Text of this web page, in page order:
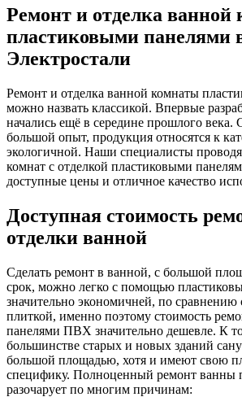
Ремонт и отделка ванной
пластиковыми панелями
Электростали
Ремонт и отделка ванной комнаты
можно назвать классикой. Впервые
начались ещё в середине прошлого века.
большой опыт, продукция относятся к
экологичной. Наши специалисты
комнат с отделкой пластиковыми
доступные цены и отличное качество
Доступная стоимость
отделки ванной
Сделать ремонт в ванной, с большой
срок, можно легко с помощью
значительно экономичней, по сравнению
плиткой, именно поэтому стоимость
панелями ПВХ значительно дешевле. К
большинстве старых и новых зданий
большой площадью, хотя и имеют свою
специфику. Полноценный ремонт
разочарует по многим причинам: